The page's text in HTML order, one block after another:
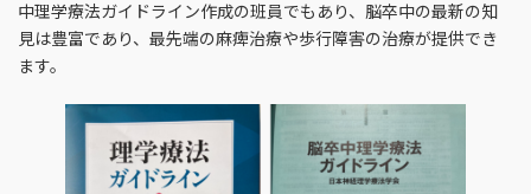
中理学療法ガイドライン作成の班員でもあり、脳卒中の最新の知
見は豊富であり、最先端の麻痺治療や歩行障害の治療が提供でき
ます。